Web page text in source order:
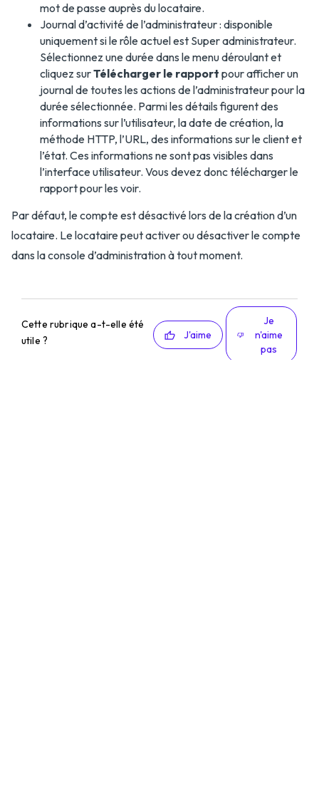
mot de passe auprès du locataire.
Journal d’activité de l’administrateur : disponible
uniquement si le rôle actuel est Super administrateur.
Sélectionnez une durée dans le menu déroulant et
cliquez surTélécharger le rapport pour afficher un
journal de toutes les actions de l’administrateur pour la
durée sélectionnée. Parmi les détails figurent des
informations sur l’utilisateur, la date de création, la
méthode HTTP, l’URL, des informations sur le client et
l’état. Ces informations ne sont pas visibles dans
l’interface utilisateur. Vous devez donc télécharger le
rapport pour les voir.
Par défaut, le compte est désactivé lors de la création d’un
locataire. Le locataire peut activer ou désactiver le compte
dans la console d’administration à tout moment.
Cette rubrique a-t-elle été
utile ?
J'aime
Je
n'aime
pas